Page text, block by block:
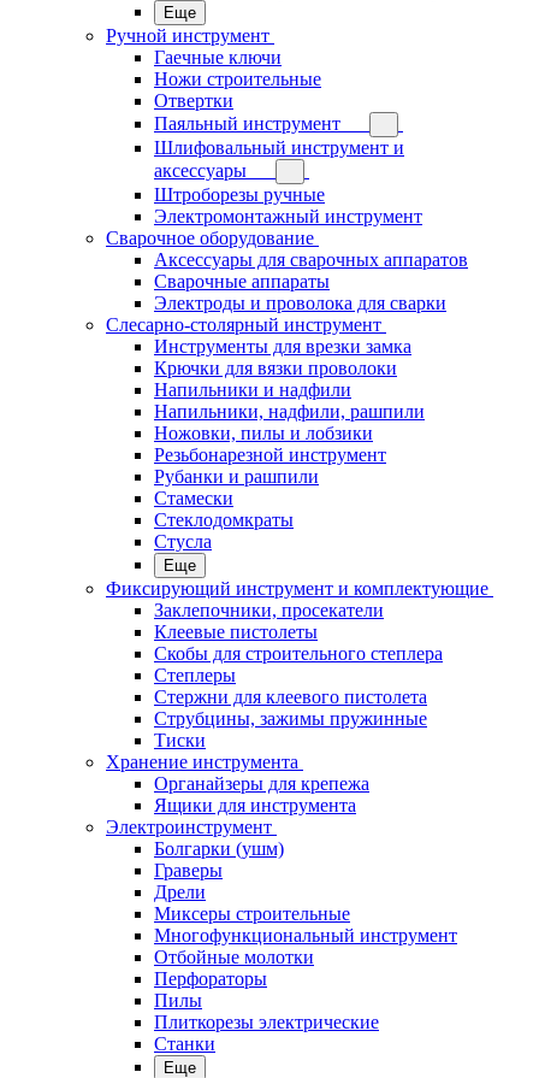
Еще
Ручной инструмент
Гаечные ключи
Ножи строительные
Отвертки
Паяльный инструмент
Шлифовальный инструмент и
аксессуары
Штроборезы ручные
Электромонтажный инструмент
Сварочное оборудование
Аксессуары для сварочных аппаратов
Сварочные аппараты
Электроды и проволока для сварки
Слесарно-столярный инструмент
Инструменты для врезки замка
Крючки для вязки проволоки
Напильники и надфили
Напильники, надфили, рашпили
Ножовки, пилы и лобзики
Резьбонарезной инструмент
Рубанки и рашпили
Стамески
Стеклодомкраты
Стусла
Еще
Фиксирующий инструмент и комплектующие
Заклепочники, просекатели
Клеевые пистолеты
Скобы для строительного степлера
Степлеры
Стержни для клеевого пистолета
Струбцины, зажимы пружинные
Тиски
Хранение инструмента
Органайзеры для крепежа
Ящики для инструмента
Электроинструмент
Болгарки (ушм)
Граверы
Дрели
Миксеры строительные
Многофункциональный инструмент
Отбойные молотки
Перфораторы
Пилы
Плиткорезы электрические
Станки
Еще